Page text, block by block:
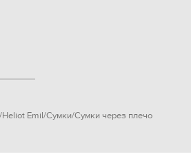
Heliot Emil Сумки Сумки через плечо